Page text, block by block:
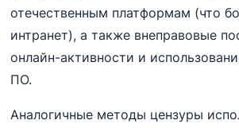
отечественным платформам (что
интранет), а также внеправовые
онлайн-активности и
ПО.
Аналогичные методы цензуры